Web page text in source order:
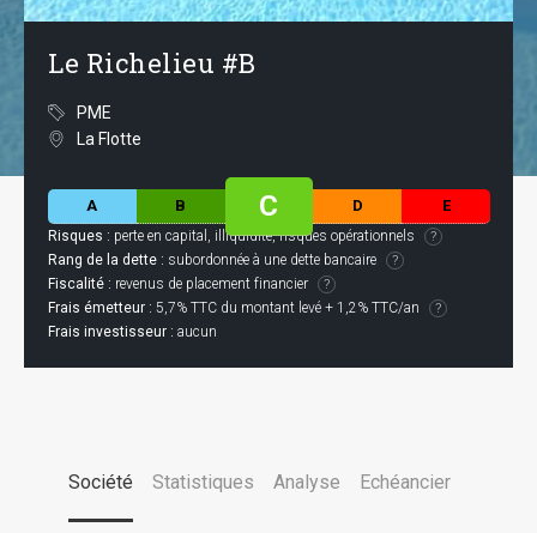
Le Richelieu #B
PME
La Flotte
A B C D E
Risques : perte en capital, illiquidité, risques opérationnels
Rang de la dette : subordonnée à une dette bancaire
Fiscalité : revenus de placement financier
Frais émetteur : 5,7% TTC du montant levé + 1,2% TTC/an
Frais investisseur : aucun
Société Statistiques Analyse Echéancier